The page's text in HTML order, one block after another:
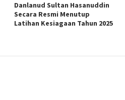
Danlanud Sultan Hasanuddin
Secara Resmi Menutup
Latihan Kesiagaan Tahun 2025